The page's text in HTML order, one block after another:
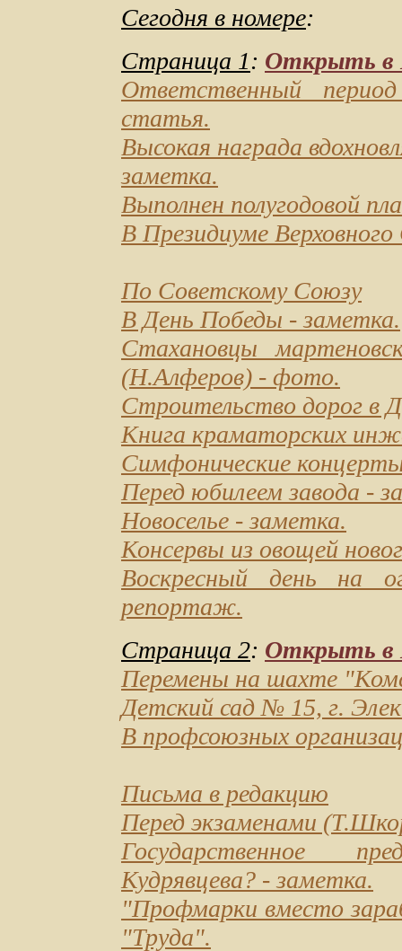
Сегодня в номере:
Страница 1: Открыть в
Ответственный
статья.
Высокая награда
заметка.
Выполнен полугодовой
В Президиуме
По Советскому Союзу
В День Победы - заметка.
Стахановцы
(Н.Алферов) - фото.
Строительство дорог в
Книга краматорских
Симфонические
Перед юбилеем завода -
Новоселье - заметка.
Консервы из овощей
Воскресный день на
репортаж.
Страница 2: Открыть в
Перемены на шахте
Детский сад № 15, г.
В профсоюзных
Письма в редакцию
Перед экзаменами
Государственное
Кудрявцева? - заметка.
"Профмарки вместо
"Труда".